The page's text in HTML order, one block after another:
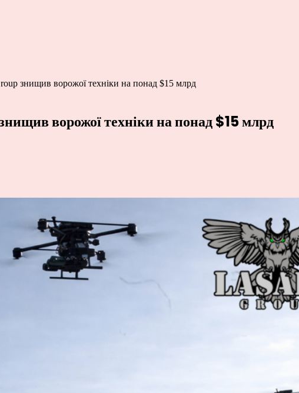
знищив ворожої техніки на понад $15 млрд
ворожої техніки на понад $15 млрд